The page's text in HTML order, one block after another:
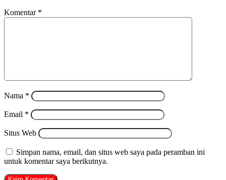
Komentar *
Nama *
Email *
Situs Web
Simpan nama, email, dan situs web saya pada peramban ini
untuk komentar saya berikutnya.